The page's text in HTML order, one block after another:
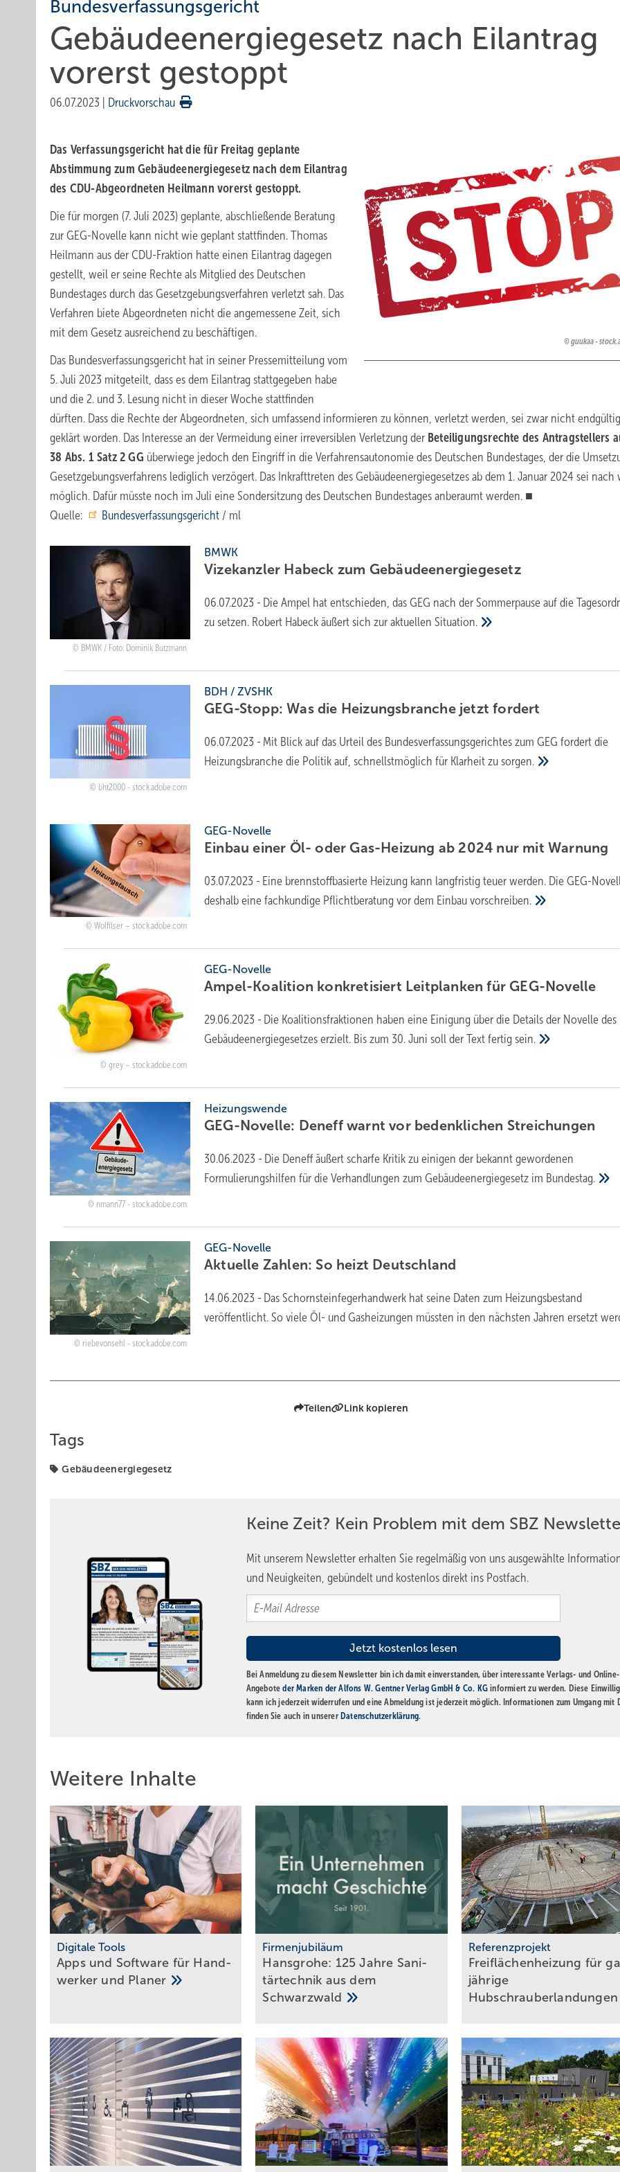
Bundesverfassungsgericht
Gebäudeenergiegesetz nach Eilantrag
vorerst gestoppt
06.07.2023 Druckvorschau
guukaa -
Das Verfassungsgericht hat die für Freitag geplante
Abstimmung zum Gebäudeenergiegesetz nach dem Eilantrag
des CDU-Abgeordneten Heilmann vorerst gestoppt.
Die für morgen (7. Juli 2023) geplante, abschließende Beratung
zur GEG-Novelle kann nicht wie geplant stattfinden. Thomas
Heilmann aus der CDU-Fraktion hatte einen Eilantrag dagegen
gestellt, weil er seine Rechte als Mitglied des Deutschen
Bundestages durch das Gesetzgebungsverfahren verletzt sah. Das
Verfahren biete Abgeordneten nicht die angemessene Zeit, sich
mit dem Gesetz ausreichend zu beschäftigen.
Das Bundesverfassungsgericht hat in seiner Pressemitteilung vom
5. Juli 2023 mitgeteilt, dass es dem Eilantrag stattgegeben habe
und die 2. und 3. Lesung nicht in dieser Woche stattfinden
dürften. Dass die Rechte der Abgeordneten, sich umfassend informieren zu können, verletzt werden, sei zwar nicht endgültig
geklärt worden. Das Interesse an der Vermeidung einer irreversiblen Verletzung der Beteiligungsrechte des Antragstellers
38 Abs. 1 Satz 2 GG überwiege jedoch den Eingriff in die Verfahrensautonomie des Deutschen Bundestages, der die
Gesetzgebungsverfahrens lediglich verzögert. Das Inkrafttreten des Gebäudeenergiegesetzes ab dem 1. Januar 2024 sei nach
möglich. Dafür müsste noch im Juli eine Sondersitzung des Deutschen Bundestages anberaumt werden. ■
Quelle:
Bundesverfassungsgericht / ml
BMWK / Foto: Dominik Butzmann
BMWK
Vizekanzler Habeck zum Gebäudeenergiegesetz
06.07.2023 - Die Ampel hat entschieden, das GEG nach der Sommerpause auf die
zu setzen. Robert Habeck äußert sich zur aktuellenSituation.
bht2000 - stock.adobe.com
BDH / ZVSHK
GEG-Stopp: Was die Heizungsbranche jetztfordert
06.07.2023 - Mit Blick auf das Urteil des Bundesverfassungsgerichtes zum GEG fordert die
Heizungsbranche die Politik auf, schnellstmöglich für Klarheit zusorgen.
Wolfilser – stock.adobe.com
GEG-Novelle
Einbau einer Öl- oder Gas-Heizung ab 2024 nur mitWarnung
03.07.2023 - Eine brennstoffbasierte Heizung kann langfristig teuer werden. Die GEG-
deshalb eine fachkundige Pflichtberatung vor dem Einbauvorschreiben.
grey – stock.adobe.com
GEG-Novelle
Ampel-Koalition konkretisiert Leitplanken fürGEG-Novelle
29.06.2023 - Die Koalitionsfraktionen haben eine Einigung über die Details der Novelle des
Gebäudeenergiegesetzes erzielt. Bis zum 30. Juni soll der Text fertigsein.
nmann77 - stock.adobe.com
Heizungswende
GEG-Novelle: Deneff warnt vor bedenklichen Streichungen
30.06.2023 - Die Deneff äußert scharfe Kritik zu einigen der bekannt gewordenen
Formulierungshilfen für die Verhandlungen zum Gebäudeenergiegesetz im Bundestag.
riebevonsehl - stock.adobe.com
GEG-Novelle
Aktuelle Zahlen: So heizt Deutschland
14.06.2023 - Das Schornsteinfegerhandwerk hat seine Daten zum Heizungsbestand
veröffentlicht. So viele Öl- und Gasheizungen müssten in den nächsten Jahren ersetzt
Teilen Link kopieren
Tags
Gebäudeenergiegesetz
Keine Zeit? Kein Problem mit dem SBZ
Mit unserem Newsletter erhalten Sie regelmäßig von uns ausgewählte
und Neuigkeiten, gebündelt und kostenlos direkt ins Postfach.
Bei Anmeldung zu diesem Newsletter bin ich damit einverstanden, über interessante Verlags- und Online-
Angeboteder Marken der Alfons W. Gentner Verlag GmbH & Co. KG informiert zu werden. Diese
kann ich jederzeit widerrufen und eine Abmeldung ist jederzeit möglich. Informationen zum Umgang mit
finden Sie auch in unserer Datenschutzerklärung.
Weitere Inhalte
Digitale Tools
Apps und Soft­ware für Hand­
werker und Planer
Firmenjubiläum
Hansgrohe: 125 Jahre Sa­ni­
tär­tech­nik aus dem
Schwarz­wald
Referenzprojekt
Freiflächenheizung für
jäh­rige
Hub­schrau­ber­lan­dun­gen